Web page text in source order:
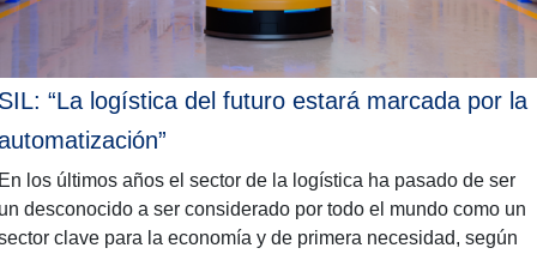
“La logística del futuro estará marcada por la
los últimos años el sector de la logística ha pasado de ser
desconocido a ser considerado por todo el mundo como un
clave para la economía y de primera necesidad, según